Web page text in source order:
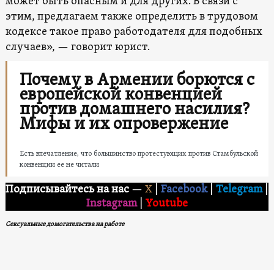
этим, предлагаем также определить в трудовом
кодексе такое право работодателя для подобных
случаев», — говорит юрист.
Почему в Армении борются с
европейской конвенцией
против домашнего насилия?
Мифы и их опровержение
Есть впечатление, что большинство протестующих против Стамбульской
конвенции ее не читали
Подписывайтесь на нас — X Facebook Telegram|
Instagram
Youtube
Сексуальные домогательства на работе